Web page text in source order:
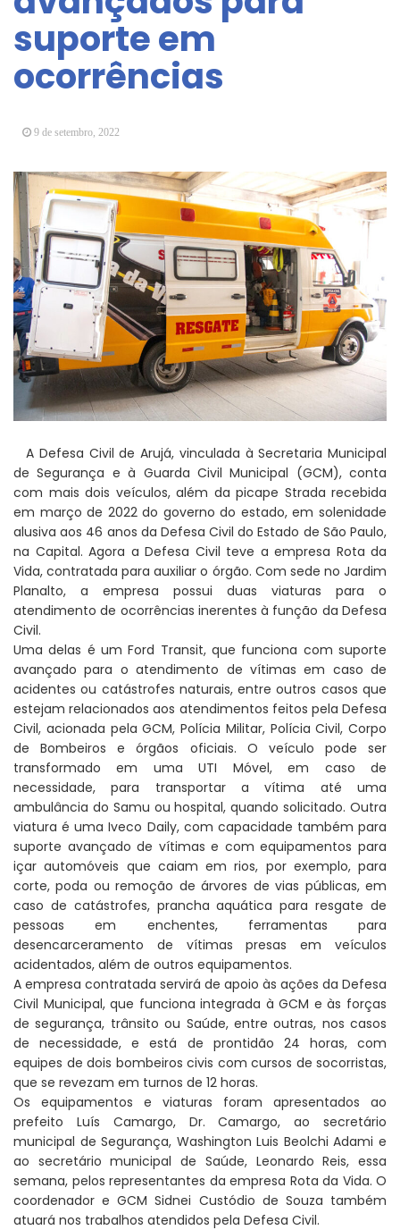
Arujá promove 2º encontro da Jornada de
Conhecimento em Bem-Estar Animal no Parque
dos Ipês
Arujá terá novo posto para emissão do Cartão
TOP
suporte em
ocorrências
9 de setembro, 2022
A Defesa Civil de Arujá, vinculada à Secretaria Municipal
de Segurança e à Guarda Civil Municipal (GCM), conta
com mais dois veículos, além da picape Strada recebida
em março de 2022 do governo do estado, em solenidade
alusiva aos 46 anos da Defesa Civil do Estado de São Paulo,
na Capital. Agora a Defesa Civil teve a empresa Rota da
Vida, contratada para auxiliar o órgão. Com sede no Jardim
Planalto, a empresa possui duas viaturas para o
atendimento de ocorrências inerentes à função da Defesa
Civil.
Uma delas é um Ford Transit, que funciona com suporte
avançado para o atendimento de vítimas em caso de
acidentes ou catástrofes naturais, entre outros casos que
estejam relacionados aos atendimentos feitos pela Defesa
Civil, acionada pela GCM, Polícia Militar, Polícia Civil, Corpo
de Bombeiros e órgãos oficiais. O veículo pode ser
transformado em uma UTI Móvel, em caso de
necessidade, para transportar a vítima até uma
ambulância do Samu ou hospital, quando solicitado. Outra
viatura é uma Iveco Daily, com capacidade também para
suporte avançado de vítimas e com equipamentos para
içar automóveis que caiam em rios, por exemplo, para
corte, poda ou remoção de árvores de vias públicas, em
caso de catástrofes, prancha aquática para resgate de
pessoas em enchentes, ferramentas para
desencarceramento de vítimas presas em veículos
acidentados, além de outros equipamentos.
A empresa contratada servirá de apoio às ações da Defesa
Civil Municipal, que funciona integrada à GCM e às forças
de segurança, trânsito ou Saúde, entre outras, nos casos
de necessidade, e está de prontidão 24 horas, com
equipes de dois bombeiros civis com cursos de socorristas,
que se revezam em turnos de 12 horas.
Os equipamentos e viaturas foram apresentados ao
prefeito Luís Camargo, Dr. Camargo, ao secretário
municipal de Segurança, Washington Luis Beolchi Adami e
ao secretário municipal de Saúde, Leonardo Reis, essa
semana, pelos representantes da empresa Rota da Vida. O
coordenador e GCM Sidnei Custódio de Souza também
atuará nos trabalhos atendidos pela Defesa Civil.